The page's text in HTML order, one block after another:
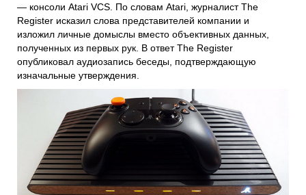
— консоли Atari VCS. По словам Atari, журналист The
Register исказил слова представителей компании и
изложил личные домыслы вместо объективных данных,
полученных из первых рук. В ответ The Register
опубликовал аудиозапись беседы, подтверждающую
изначальные утверждения.